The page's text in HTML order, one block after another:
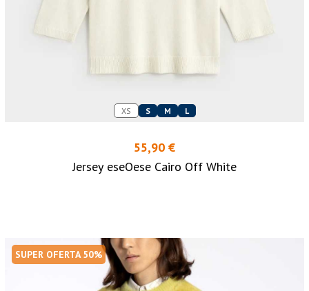
XS S M L
55,90 €
Jersey eseOese Cairo Off White
SUPER OFERTA 50%